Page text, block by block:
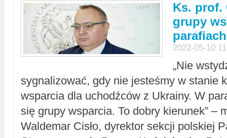
Ks. prof.
grupy
parafiach
2022-05-10
„Nie
sygnalizować, gdy nie jesteśmy w stanie
wsparcia dla uchodźców z Ukrainy. W
się grupy wsparcia. To dobry kierunek” –
Waldemar Cisło, dyrektor sekcji polskiej